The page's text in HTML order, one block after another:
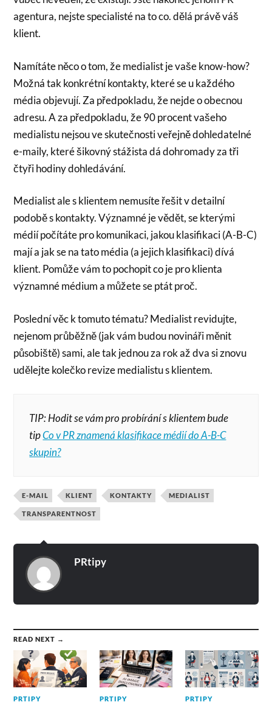
agentura, nejste specialisté na to co. dělá právě váš
klient.
Namítáte něco o tom, že medialist je vaše know-how?
Možná tak konkrétní kontakty, které se u každého
média objevují. Za předpokladu, že nejde o obecnou
adresu. A za předpokladu, že 90 procent vašeho
medialistu nejsou ve skutečnosti veřejně dohledatelné
e-maily, které šikovný stážista dá dohromady za tři
čtyři hodiny dohledávání.
Medialist ale s klientem nemusíte řešit v detailní
podobě s kontakty. Významné je vědět, se kterými
médií počítáte pro komunikaci, jakou klasifikaci (A-B-C)
mají a jak se na tato média (a jejich klasifikaci) dívá
klient. Pomůže vám to pochopit co je pro klienta
významné médium a můžete se ptát proč.
Poslední věc k tomuto tématu? Medialist revidujte,
nejenom průběžně (jak vám budou novináři měnit
působiště) sami, ale tak jednou za rok až dva si znovu
udělejte kolečko revize medialistu s klientem.
TIP: Hodit se vám pro probírání s klientem bude
tipCo v PR znamená klasifikace médií do A-B-C
skupin?
E-MAIL KLIENT KONTAKTY MEDIALIST
TRANSPARENTNOST
PRtipy
READ NEXT →
PRTIPY PRTIPY PRTIPY